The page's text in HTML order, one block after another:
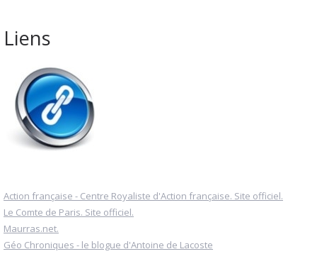
Liens
Action française - Centre Royaliste d'Action française. Site officiel.
Le Comte de Paris. Site officiel.
Maurras.net.
Géo Chroniques - le blogue d'Antoine de Lacoste